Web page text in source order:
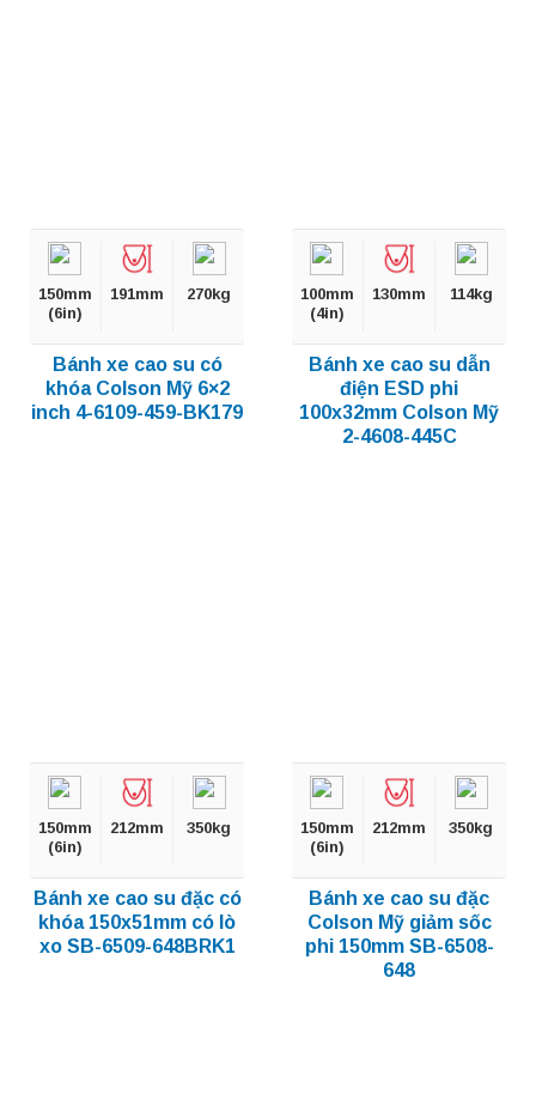
150mm
(6in)
191mm 270kg
Bánh xe cao su có
khóa Colson Mỹ 6×2
inch 4-6109-459-BK179
100mm
(4in)
130mm 114kg
Bánh xe cao su dẫn
điện ESD phi
100x32mm Colson Mỹ
2-4608-445C
150mm
(6in)
212mm 350kg
Bánh xe cao su đặc có
khóa 150x51mm có lò
xo SB-6509-648BRK1
150mm
(6in)
212mm 350kg
Bánh xe cao su đặc
Colson Mỹ giảm sốc
phi 150mm SB-6508-
648